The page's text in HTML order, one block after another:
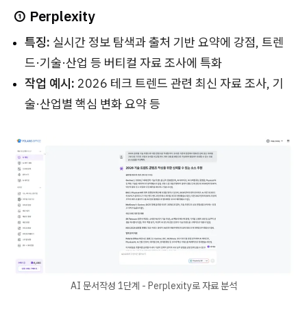
① Perplexity
특징: 실시간 정보 탐색과 출처 기반 요약에 강점, 트렌
드·기술·산업 등 버티컬 자료 조사에 특화
작업 예시: 2026 테크 트렌드 관련 최신 자료 조사, 기
술·산업별 핵심 변화 요약 등
AI 문서작성 1단계 - Perplexity로 자료 분석